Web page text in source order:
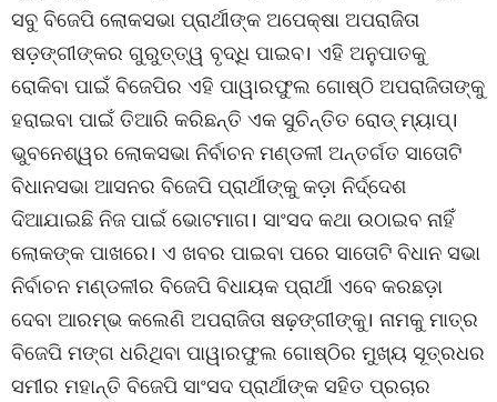
ସବୁ ବିଜେପି ଲୋକସଭା ପ୍ରାର୍ଥୀଙ୍କ ଅପେକ୍ଷା ଅପରାଜିତା
ଷଡ଼ଙ୍ଗୀଙ୍କର ଗୁରୁତ୍ତ୍ୱ ବୃଦ୍ଧି ପାଇବ। ଏହି ଅନୁପାତକୁ
ରୋକିବା ପାଇଁ ବିଜେପିର ଏହି ପାୱାରଫୁଲ ଗୋଷ୍ଠି ଅପରାଜିତାଙ୍କୁ
ହରାଇବା ପାଇଁ ତିଆରି କରିଛନ୍ତି ଏକ ସୁଚିନ୍ତିତ ରୋଡ୍ ମ୍ୟାପ୍।
ଭୁବନେଶ୍ୱର ଲୋକସଭା ନିର୍ବାଚନ ମଣ୍ଡଳୀ ଅନ୍ତର୍ଗତ ସାତୋଟି
ବିଧାନସଭା ଆସନର ବିଜେପି ପ୍ରାର୍ଥୀଙ୍କୁ କଡ଼ା ନିର୍ଦ୍ଦେଶ
ଦିଆଯାଇଛି ନିଜ ପାଇଁ ଭୋଟମାଗ। ସାଂସଦ କଥା ଉଠାଇବ ନାହିଁ
ଲୋକଙ୍କ ପାଖରେ। ଏ ଖବର ପାଇବା ପରେ ସାତୋଟି ବିଧାନ ସଭା
ନିର୍ବାଚନ ମଣ୍ଡଳୀର ବିଜେପି ବିଧାୟକ ପ୍ରାର୍ଥୀ ଏବେ କରଛଡ଼ା
ଦେବା ଆରମ୍ଭ କଲେଣି ଅପରାଜିତା ଷଢ଼ଙ୍ଗୀଙ୍କୁ। ନାମକୁ ମାତ୍ର
ବିଜେପି ମଙ୍ଗ ଧରିଥିବା ପାୱାରଫୁଲ ଗୋଷ୍ଠିର ମୁଖ୍ୟ ସୂତ୍ରଧର
ସମୀର ମହାନ୍ତି ବିଜେପି ସାଂସଦ ପ୍ରାର୍ଥୀଙ୍କ ସହିତ ପ୍ରଚାର